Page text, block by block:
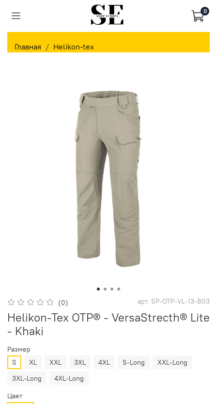
0
Главная Helikon-tex
(0) арт. SP-OTP-VL-13-B03
Helikon-Tex OTP® - VersaStrecth® Lite
- Khaki
Размер
S
XL XXL 3XL 4XL S-Long
XXL-Long
3XL-Long
4XL-Long
Цвет